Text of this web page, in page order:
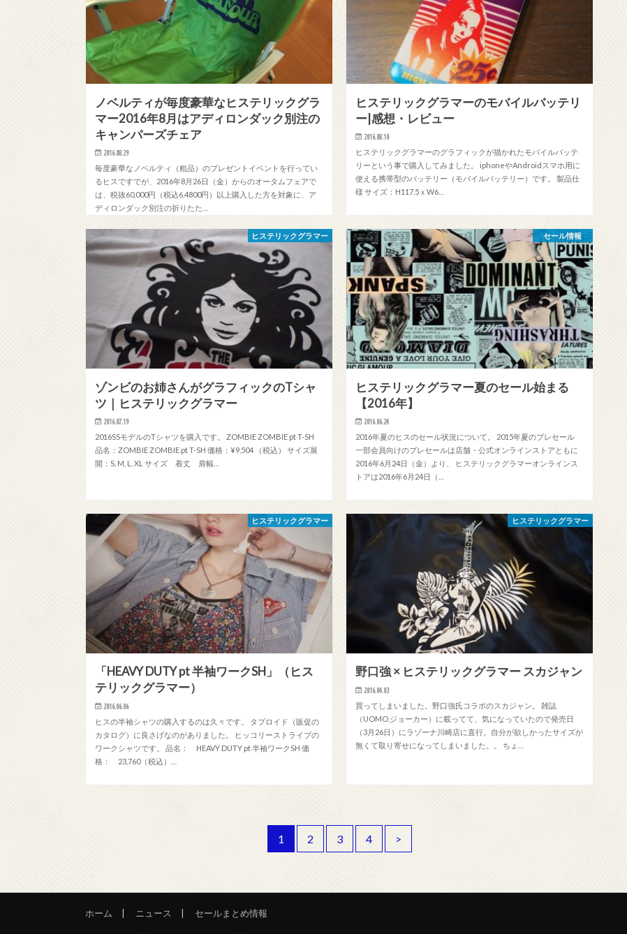
ノベルティが毎度豪華なヒステリックグラ
マー2016年8月はアディロンダック別注の
キャンパーズチェア
2016.08.29
毎度豪華なノベルティ（粗品）のプレゼントイベントを行ってい
るヒスですでが、2016年8月26日（金）からのオータムフェアで
は、税抜60,000円（税込6,4800円）以上購入した方を対象に、ア
ディロンダック別注の折りたた…
ヒステリックグラマーのモバイルバッテリ
ー|感想・レビュー
2016.08.10
ヒステリックグラマーのグラフィックが描かれたモバイルバッテ
リーという事で購入してみました。 iphoneやAndroidスマホ用に
使える携帯型のバッテリー（モバイルバッテリー）です。 製品仕
様 サイズ：H117.5ｘW6…
ヒステリックグラマー
ゾンビのお姉さんがグラフィックのTシャ
ツ｜ヒステリックグラマー
2016.07.19
2016SSモデルのTシャツを購入です。 ZOMBIE ZOMBIE pt T-SH
品名：ZOMBIE ZOMBIE pt T-SH 価格：¥9,504 （税込） サイズ展
開：S, M, L, XL サイズ 着丈 肩幅…
セール情報
ヒステリックグラマー夏のセール始まる
【2016年】
2016.06.24
2016年夏のヒスのセール状況について。 2015年夏のプレセール
一部会員向けのプレセールは店舗・公式オンラインストアともに
2016年6月24日（金）より、 ヒステリックグラマーオンラインス
トアは2016年6月24日（…
ヒステリックグラマー
「HEAVY DUTY pt 半袖ワークSH」（ヒス
テリックグラマー）
2016.06.06
ヒスの半袖シャツの購入するのは久々です。 タブロイド（販促の
カタログ）に良さげなのがありました。 ヒッコリーストライプの
ワークシャツです。 品名： HEAVY DUTY pt 半袖ワークSH 価
格： 23,760（税込）…
ヒステリックグラマー
野口強 × ヒステリックグラマー スカジャン
2016.04.03
買ってしまいました。野口強氏コラボのスカジャン。 雑誌
（UOMO,ジョーカー）に載ってて、気になっていたので発売日
（3月26日）にラゾーナ川崎店に直行。自分が欲しかったサイズが
無くて取り寄せになってしまいました。。 ちょ…
1 2 3 4 >
ホーム ニュース セールまとめ情報